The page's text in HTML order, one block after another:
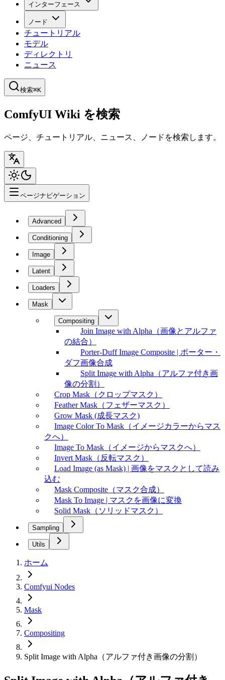
インターフェース
ノード
チュートリアル
モデル
ディレクトリ
ニュース
検索⌘K
ComfyUI Wiki を検索
ページ、チュートリアル、ニュース、ノードを検索します。
ページナビゲーション
Advanced
Conditioning
Image
Latent
Loaders
Mask
Compositing
Join Image with Alpha（画像とアルファ
の結合）
Porter-Duff Image Composite | ポーター・
ダフ画像合成
Split Image with Alpha（アルファ付き画
像の分割）
Crop Mask（クロップマスク）
Feather Mask（フェザーマスク）
Grow Mask (成長マスク)
Image Color To Mask（イメージカラーからマス
クへ）
Image To Mask（イメージからマスクへ）
Invert Mask（反転マスク）
Load Image (as Mask) | 画像をマスクとして読み
込む
Mask Composite（マスク合成）
Mask To Image | マスクを画像に変換
Solid Mask（ソリッドマスク）
Sampling
Utils
ホーム
Comfyui Nodes
Mask
Compositing
Split Image with Alpha（アルファ付き画像の分割）